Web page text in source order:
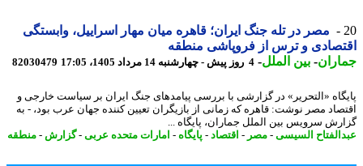
مصر در تله جنگ ایران؛ قاهره میان مهار اسراییل، وابستگی
و ترس از فروپاشی منطقه
- بین الملل-4 روز پیش - چهارشنبه 14 مرداد 1405، 17:05 82030479
«التحریر» در گزارشی با بررسی پیامدهای جنگ ایران بر سیاست خارجی و
مصر نوشت: قاهره که زمانی از بازیگران تعیین کننده جهان عرب بود، - به
سرویس بین الملل جماران، پایگاه ...
السیسی-مصر-اقتصاد-پایگاه-امارات متحده عربی- گزارش -منطقه